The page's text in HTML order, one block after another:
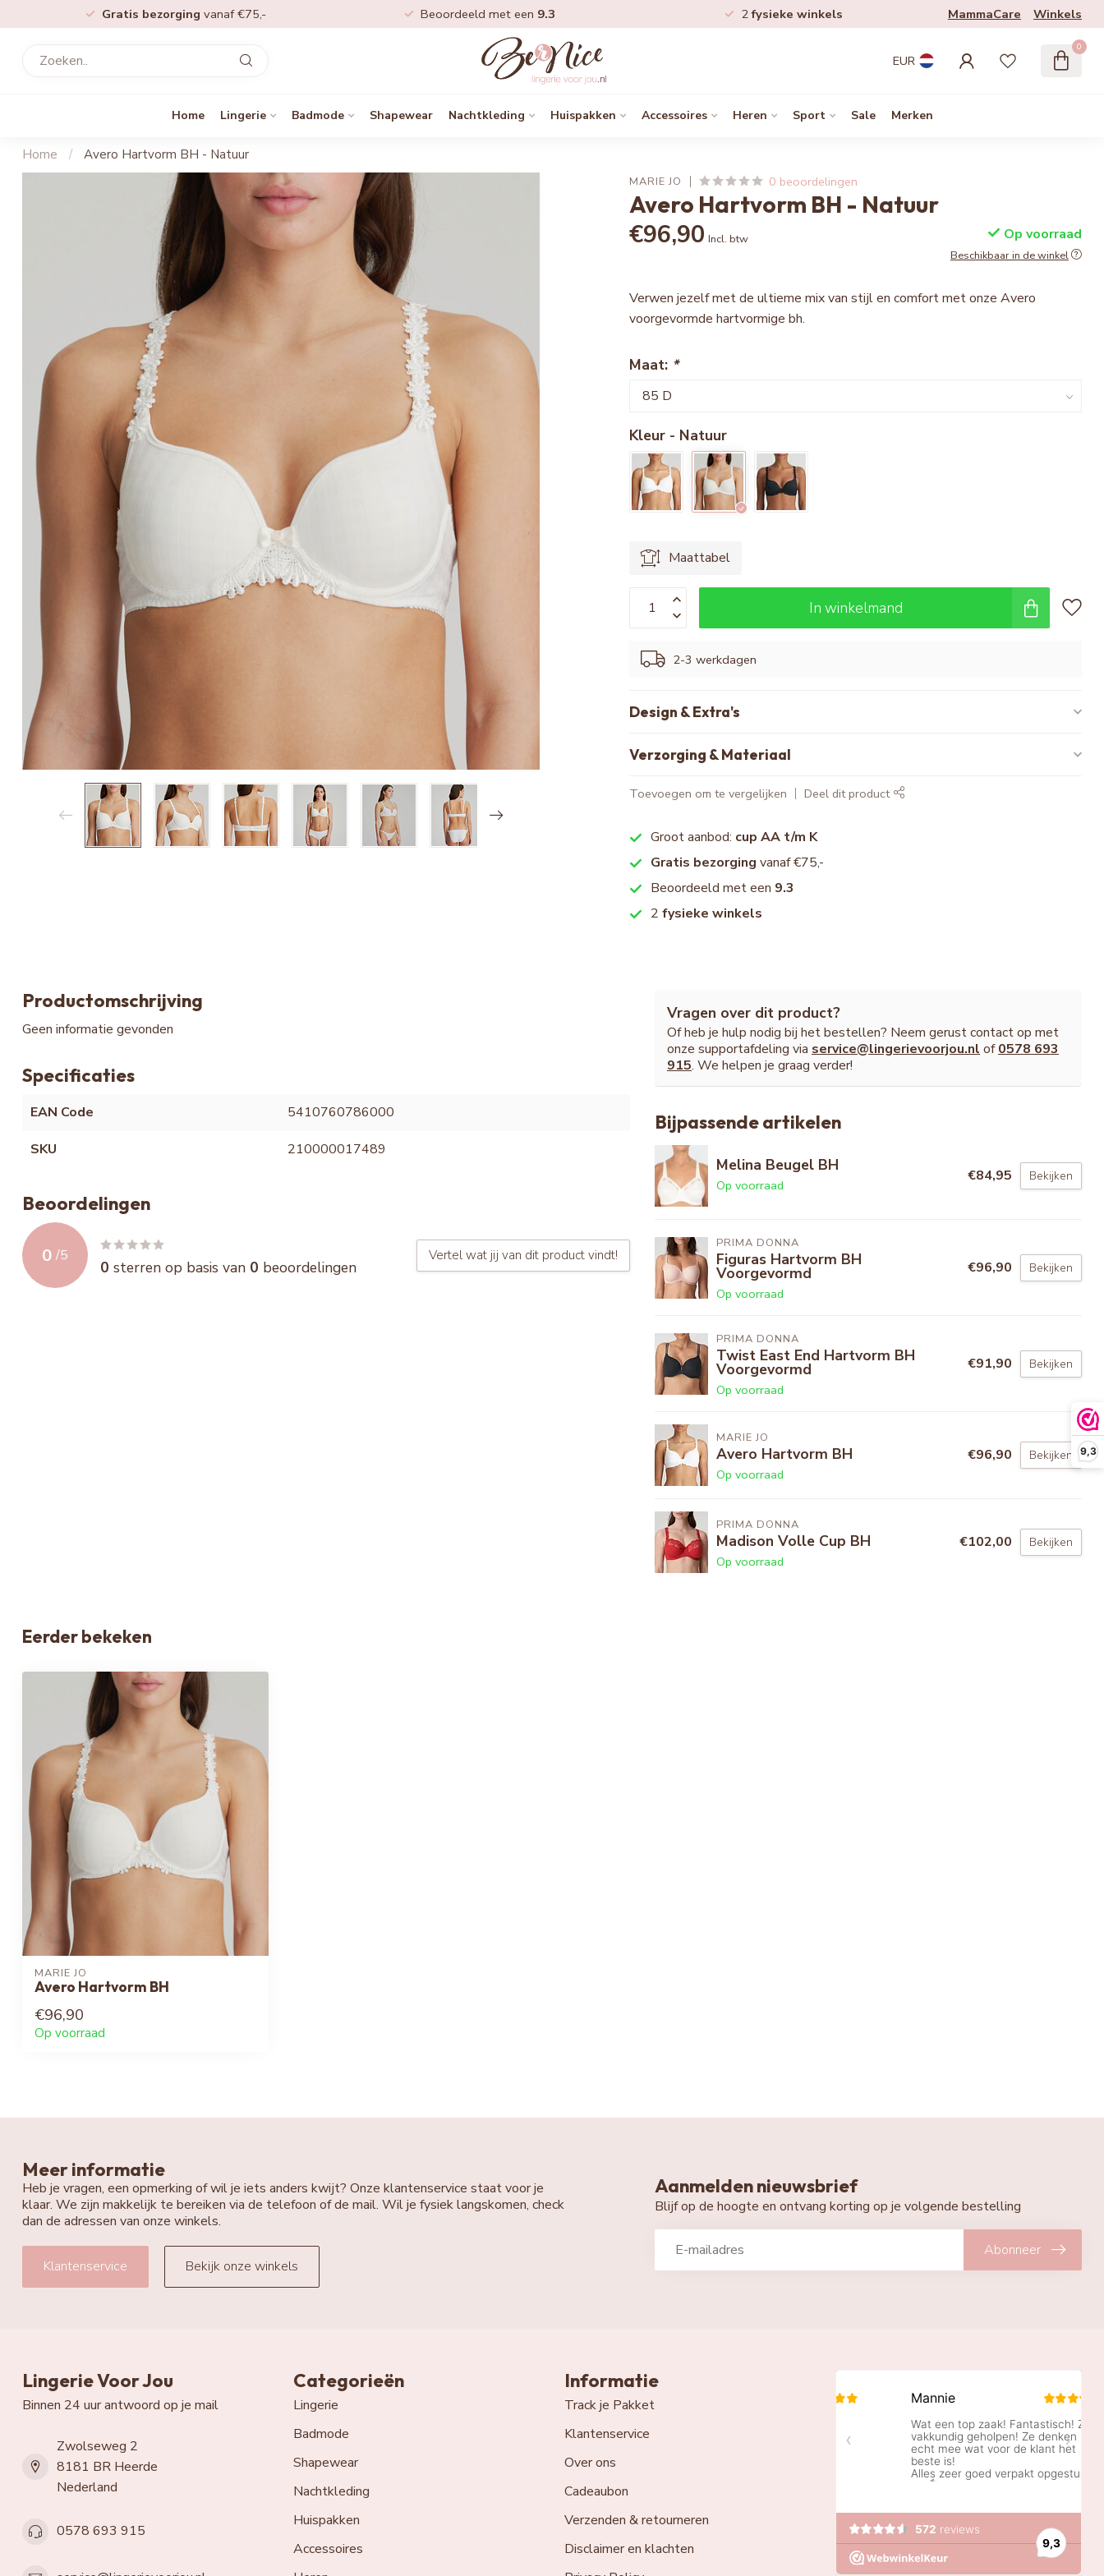
9,3
Gratis bezorging vanaf €75,- Beoordeeld met een 9.3 2fysieke winkels MammaCare Winkels
EUR
0
Home Lingerie Badmode Shapewear Nachtkleding Huispakken Accessoires Heren Sport Sale Merken
Home / Avero Hartvorm BH - Natuur
MARIE JO 0 beoordelingen
Avero Hartvorm BH - Natuur
€96,90 Incl. btw Op voorraad
Beschikbaar in de winkel
Verwen jezelf met de ultieme mix van stijl en comfort met onze Avero
voorgevormde hartvormige bh.
Maat: *
Kleur - Natuur
Maattabel
In winkelmand
2-3 werkdagen
Design & Extra's
Verzorging & Materiaal
Toevoegen om te vergelijken Deel dit product
Groot aanbod: cup AA t/m K
Gratis bezorgingvanaf €75,-
Beoordeeld met een 9.3
2fysieke winkels
Productomschrijving
Geen informatie gevonden
Specificaties
EAN Code 5410760786000
SKU 210000017489
Beoordelingen
0 /5
0 sterren op basis van 0 beoordelingen
Vertel wat jij van dit product vindt!
Vragen over dit product?
Of heb je hulp nodig bij het bestellen? Neem gerust contact op met
onze supportafdeling via service@lingerievoorjou.nl of0578 693
915. We helpen je graag verder!
Bijpassende artikelen
Melina Beugel BH
Op voorraad
€84,95 Bekijken
PRIMA DONNA
Figuras Hartvorm BH
Voorgevormd
Op voorraad
€96,90 Bekijken
PRIMA DONNA
Twist East End Hartvorm BH
Voorgevormd
Op voorraad
€91,90 Bekijken
MARIE JO
Avero Hartvorm BH
Op voorraad
€96,90 Bekijken
PRIMA DONNA
Madison Volle Cup BH
Op voorraad
€102,00 Bekijken
Eerder bekeken
MARIE JO
Avero Hartvorm BH
€96,90
Op voorraad
Meer informatie
Heb je vragen, een opmerking of wil je iets anders kwijt? Onze klantenservice staat voor je
klaar. We zijn makkelijk te bereiken via de telefoon of de mail. Wil je fysiek langskomen, check
dan de adressen van onze winkels.
Klantenservice Bekijk onze winkels
Aanmelden nieuwsbrief
Blijf op de hoogte en ontvang korting op je volgende bestelling
Abonneer
Lingerie Voor Jou
Binnen 24 uur antwoord op je mail
Zwolseweg 2
8181 BR Heerde
Nederland
0578 693 915
Categorieën
Lingerie
Badmode
Shapewear
Nachtkleding
Huispakken
Accessoires
Informatie
Track je Pakket
Klantenservice
Over ons
Cadeaubon
Verzenden & retourneren
Disclaimer en klachten